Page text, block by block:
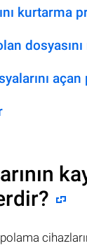
kurtarma
dosyasını